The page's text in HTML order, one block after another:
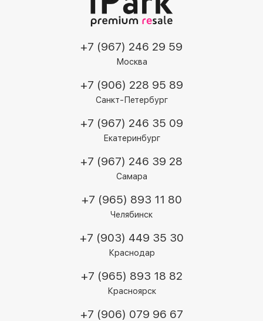
+7 (967) 246 29 59
Москва
+7 (906) 228 95 89
Санкт-Петербург
+7 (967) 246 35 09
Екатеринбург
+7 (967) 246 39 28
Самара
+7 (965) 893 11 80
Челябинск
+7 (903) 449 35 30
Краснодар
+7 (965) 893 18 82
Красноярск
+7 (906) 079 96 67